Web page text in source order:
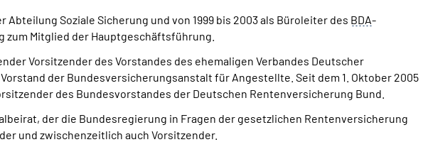
Soziale Sicherung und von 1999 bis 2003 als Büroleiter des BDA-
Mitglied der Hauptgeschäftsführung.
Vorsitzender des Vorstandes des ehemaligen Verbandes Deutscher
der Bundesversicherungsanstalt für Angestellte. Seit dem 1. Oktober 2005
des Bundesvorstandes der Deutschen Rentenversicherung Bund.
der die Bundesregierung in Fragen der gesetzlichen Rentenversicherung
und zwischenzeitlich auch Vorsitzender.